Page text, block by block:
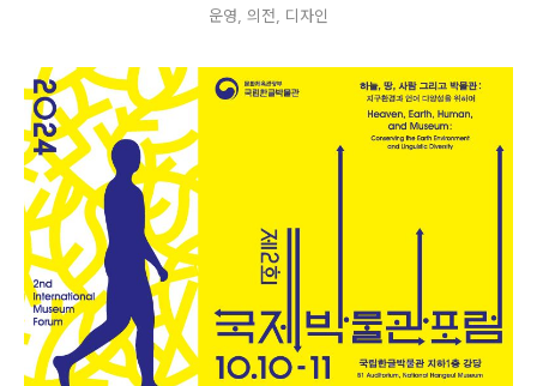
운영, 의전, 디자인